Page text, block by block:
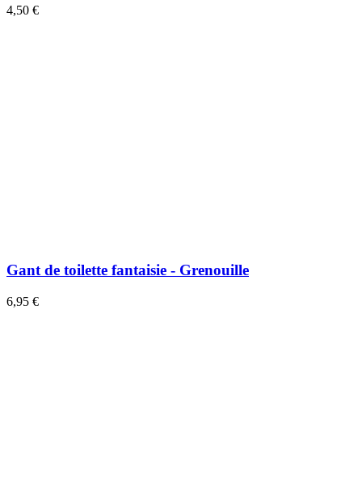
4,50 €
Gant de toilette fantaisie - Grenouille
6,95 €